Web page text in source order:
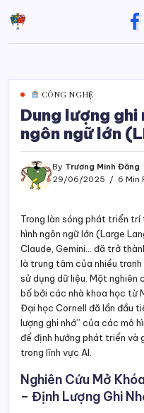
to
content
Đường
Chân
Website
Trương
CÔNG NGHỆ
Dung lượng ghi
ngôn ngữ lớn
By Trương Minh Đăng
29/06/2025
6 Min
Trong làn sóng phát triển
hình ngôn ngữ lớn (Large
Claude, Gemini… đã trở
là trung tâm của nhiều
sử dụng dữ liệu. Một
bố bởi các nhà khoa học từ
Đại học Cornell đã lần đầu
lượng ghi nhớ” của các mô
để định hướng phát triển và
trong lĩnh vực AI.
Nghiên Cứu Mở
– Định Lượng Ghi